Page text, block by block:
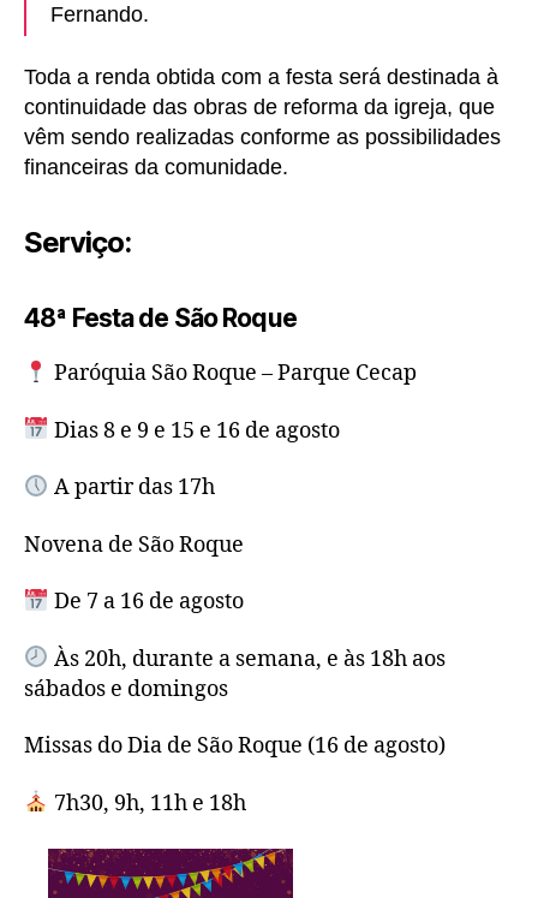
Fernando.
Toda a renda obtida com a festa será destinada à
continuidade das obras de reforma da igreja, que
vêm sendo realizadas conforme as possibilidades
financeiras da comunidade.
Serviço:
48ª Festa de São Roque
Paróquia São Roque – Parque Cecap
Dias 8 e 9 e 15 e 16 de agosto
A partir das 17h
Novena de São Roque
De 7 a 16 de agosto
Às 20h, durante a semana, e às 18h aos
sábados e domingos
Missas do Dia de São Roque (16 de agosto)
7h30, 9h, 11h e 18h